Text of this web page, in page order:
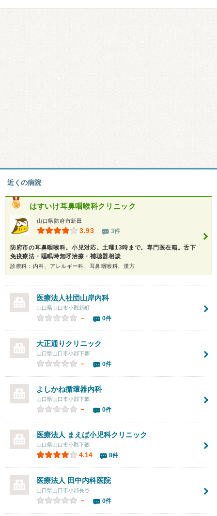
近くの病院
はすいけ耳鼻咽喉科クリニック
山口県防府市新田
3.93 3件
防府市の耳鼻咽喉科。小児対応。土曜13時まで。専門医在籍。舌下
免疫療法・睡眠時無呼治療・補聴器相談
診療科：内科、アレルギー科、耳鼻咽喉科、漢方
医療法人社団山岸内科
山口県山口市小郡新町
－ 0件
大正通りクリニック
山口県山口市小郡下郷
－ 0件
よしかね循環器内科
山口県山口市小郡下郷
－ 0件
医療法人 まえば小児科クリニック
山口県山口市小郡下郷
4.14 8件
医療法人 田中内科医院
山口県山口市小郡長谷
－ 0件